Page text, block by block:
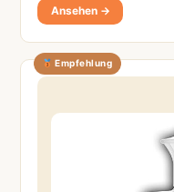
Ansehen →
Empfehlung